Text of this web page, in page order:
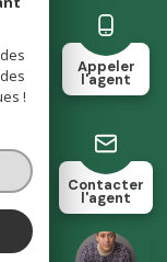
Appeler
l'agent
Contacter
l'agent
!